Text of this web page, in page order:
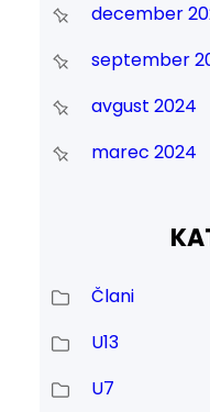
december
september
avgust 2024
marec 2024
Člani
U13
U7